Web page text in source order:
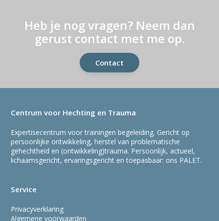
Heb je nog vragen? Neem dan
gerust contact met me op.
Contact
Centrum voor Hechting en Trauma
Expertisecentrum voor trainingen begeleiding. Gericht op
persoonlijke ontwikkeling, herstel van problematische
gehechtheid en (ontwikkeling)trauma. Persoonlijk, actueel,
lichaamsgericht, ervaringsgericht en toepasbaar: ons PALET.
Service
Privacyverklaring
Algemene voorwaarden